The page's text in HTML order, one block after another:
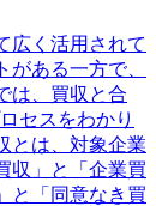
広く活用されて
ある一方で、
は、買収と合
セスをわかり
とは、対象企業
収」と「企業買
と「同意なき買